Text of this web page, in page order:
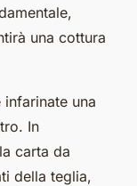
una cottura
infarinate una
In
carta da
della teglia,